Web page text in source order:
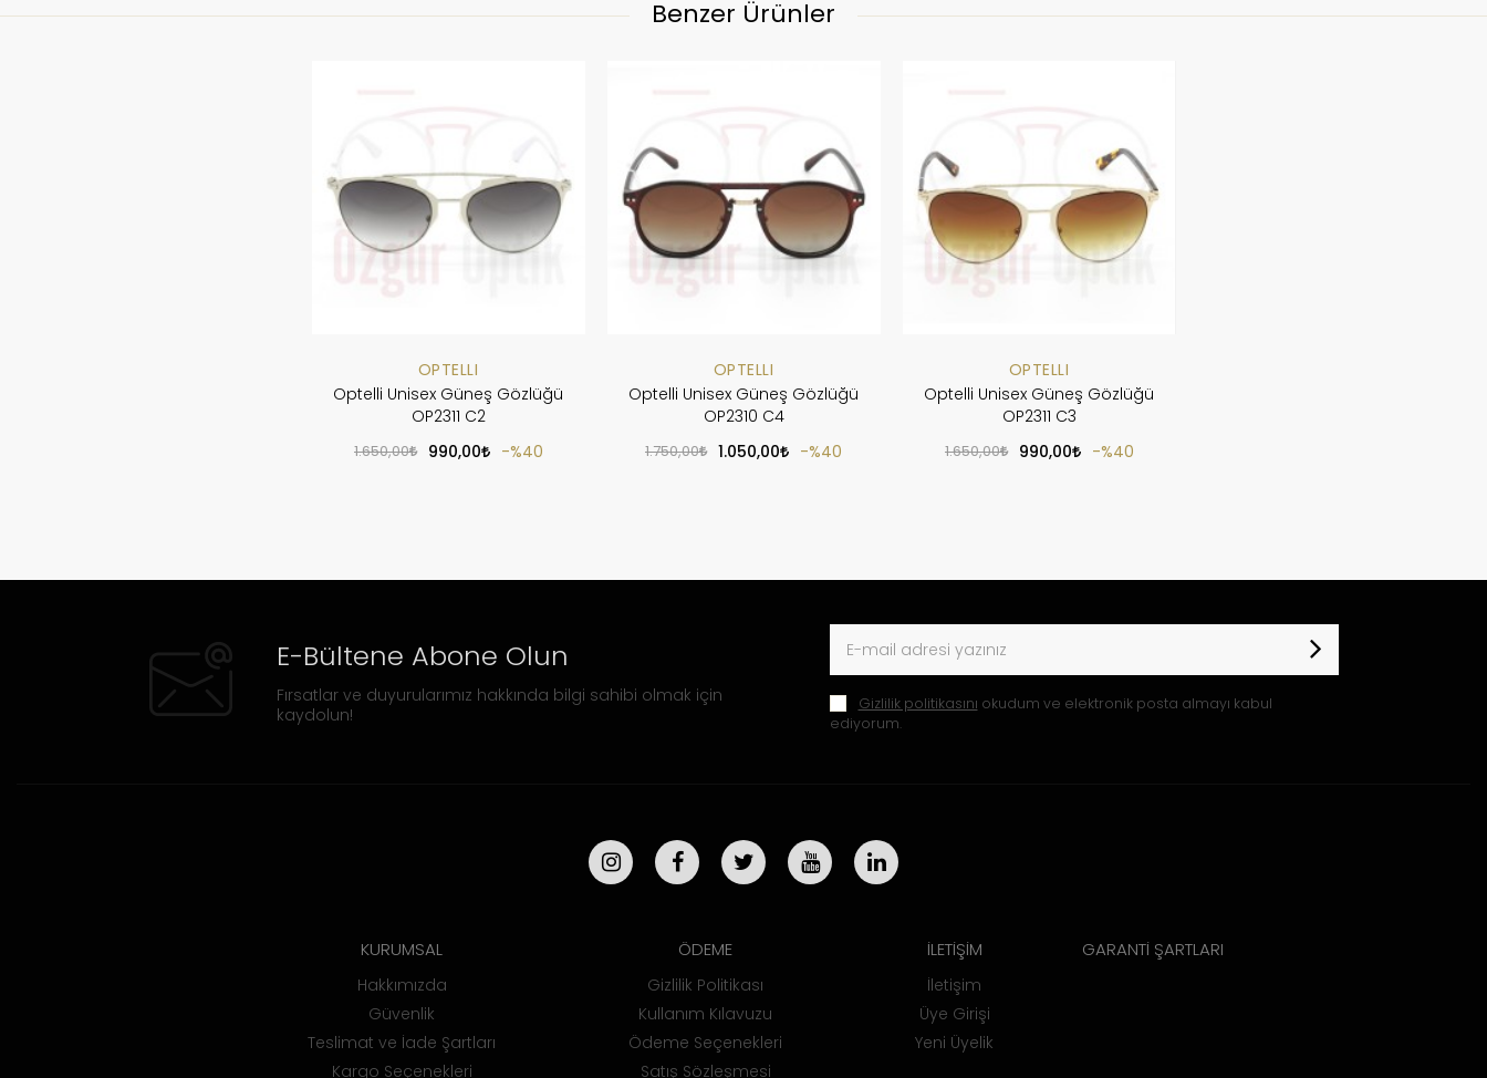
Benzer Ürünler
OPTELLI
Optelli Unisex Güneş Gözlüğü
OP2311 C2
1.650,00 990,00 %40
OPTELLI
Optelli Unisex Güneş Gözlüğü
OP2310 C4
1.750,00 1.050,00 %40
OPTELLI
Optelli Unisex Güneş Gözlüğü
OP2311 C3
1.650,00 990,00 %40
E-Bültene Abone Olun
Fırsatlar ve duyurularımız hakkında bilgi sahibi olmak için
kaydolun!
Gizlilik politikasını okudum ve elektronik posta almayı kabul
ediyorum.
KURUMSAL
Hakkımızda
Güvenlik
Teslimat ve İade Şartları
Kargo Seçenekleri
ÖDEME
Gizlilik Politikası
Kullanım Kılavuzu
Ödeme Seçenekleri
Satış Sözleşmesi
İLETİŞİM
İletişim
Üye Girişi
Yeni Üyelik
GARANTİ ŞARTLARI